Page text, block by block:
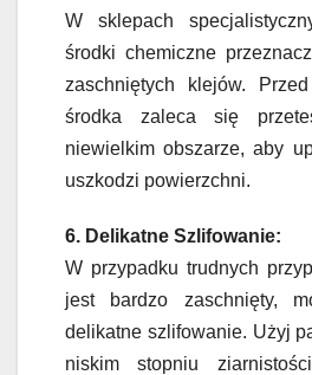
W sklepach
środki chemiczne
zaschniętych klejów.
środka zaleca się
niewielkim obszarze, aby
uszkodzi powierzchni.
6. Delikatne Szlifowanie:
W przypadku trudnych
jest bardzo zaschnięty,
delikatne szlifowanie. Użyj
niskim stopniu